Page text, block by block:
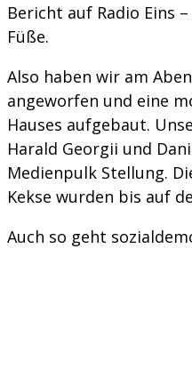
Bericht auf Radio Eins
Füße.
Also haben wir am
angeworfen und eine
Hauses aufgebaut.
Harald Georgii und
Medienpulk Stellung.
Kekse wurden bis auf
Auch so geht